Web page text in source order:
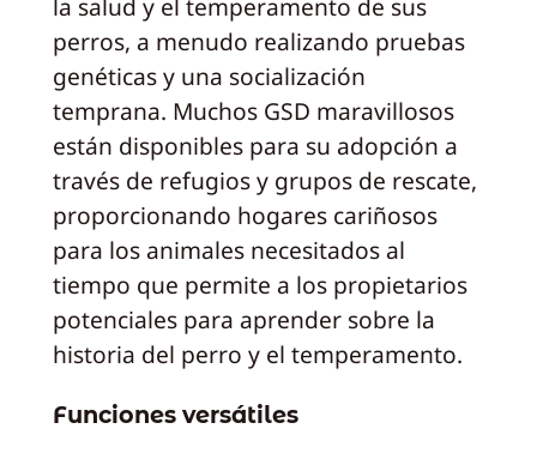
perros, a menudo realizando pruebas
genéticas y una socialización
temprana. Muchos GSD maravillosos
están disponibles para su adopción a
través de refugios y grupos de rescate,
proporcionando hogares cariñosos
para los animales necesitados al
tiempo que permite a los propietarios
potenciales para aprender sobre la
historia del perro y el temperamento.
Funciones versátiles